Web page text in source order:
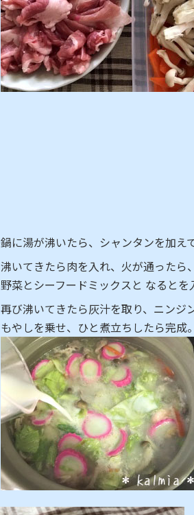
鍋に湯が沸いたら、シャンタンを加え
沸いてきたら肉を入れ、火が通ったら、
野菜とシーフードミックスと なるとを
再び沸いてきたら灰汁を取り、ニン
もやしを乗せ、ひと煮立ちしたら完成。